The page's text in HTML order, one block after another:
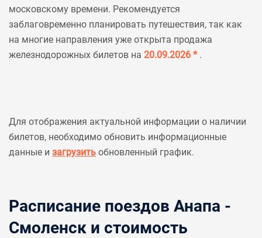
московскому времени. Рекомендуется
заблаговременно планировать путешествия, так как
на многие направления уже открыта продажа
железнодорожных билетов на 20.09.2026 * .
Для отображения актуальной информации о наличии
билетов, необходимо обновить информационные
данные и загрузить обновленный график.
Расписание поездов Анапа -
Смоленск и стоимость